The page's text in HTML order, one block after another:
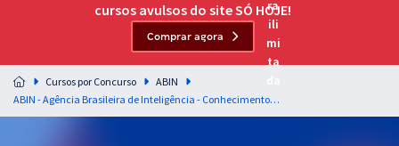
Residências Multiprofissionais
Preparação completa e intensiva para as principais
residências em saúde do Brasil
cursos avulsos do site SÓ HOJE!
Comprar agora
Cursos por Concurso
ABIN
ABIN - Agência Brasileira de Inteligência - Conhecimentos Específicos para o Cargo de Agente de Inteligência (Pré-edital)